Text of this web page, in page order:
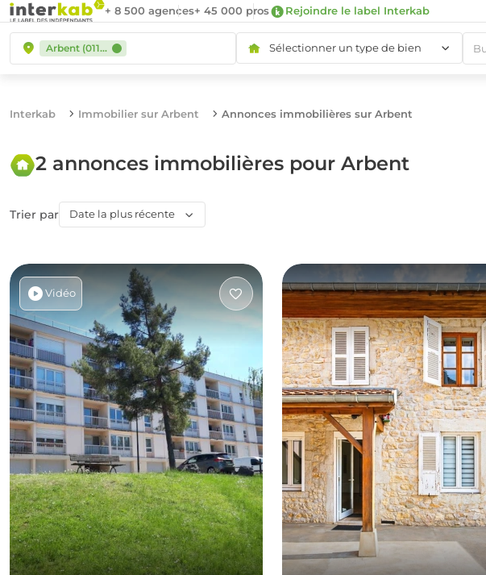
+ 8 500 agences+ 45 000 pros Rejoindre le label Interkab
Arbent (01100) Sélectionner un type de bien
Interkab Immobilier sur Arbent Annonces immobilières sur Arbent
2 annonces immobilières pour Arbent
Trier par Date la plus récente
Vidéo